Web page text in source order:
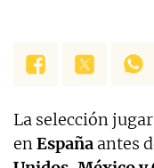
La selección
enEspaña antes